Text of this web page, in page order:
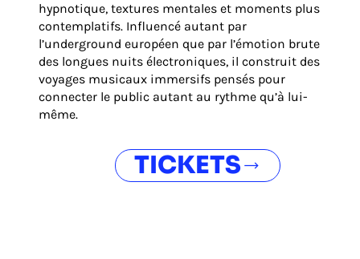
hypnotique, textures mentales et moments plus
contemplatifs. Influencé autant par
l’underground européen que par l’émotion brute
des longues nuits électroniques, il construit des
voyages musicaux immersifs pensés pour
connecter le public autant au rythme qu’à lui-
même.
TICKETS